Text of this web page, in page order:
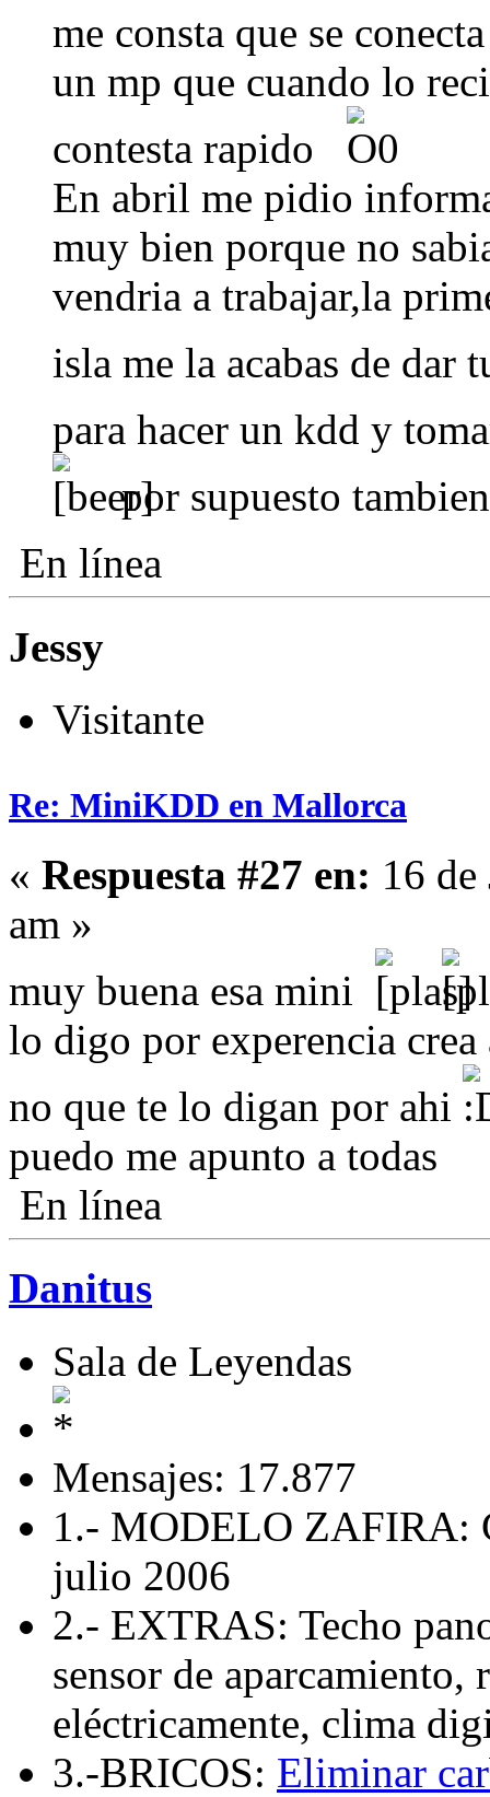
me consta que se
un mp que cuando lo
contesta rapido
En abril me pidio
muy bien porque no
vendria a trabajar,la
isla me la acabas de dar
para hacer un kdd y
por supuesto
En línea
Jessy
Visitante
Re: MiniKDD en Mallorca
« Respuesta #27 en: 16
am »
muy buena esa mini
lo digo por experencia
no que te lo digan por ahi
puedo me apunto a todas
En línea
Danitus
Sala de Leyendas
Mensajes: 17.877
1.- MODELO ZAFIRA:
julio 2006
2.- EXTRAS: Techo
sensor de aparcamiento,
eléctricamente, clima
3.-BRICOS: Eliminar